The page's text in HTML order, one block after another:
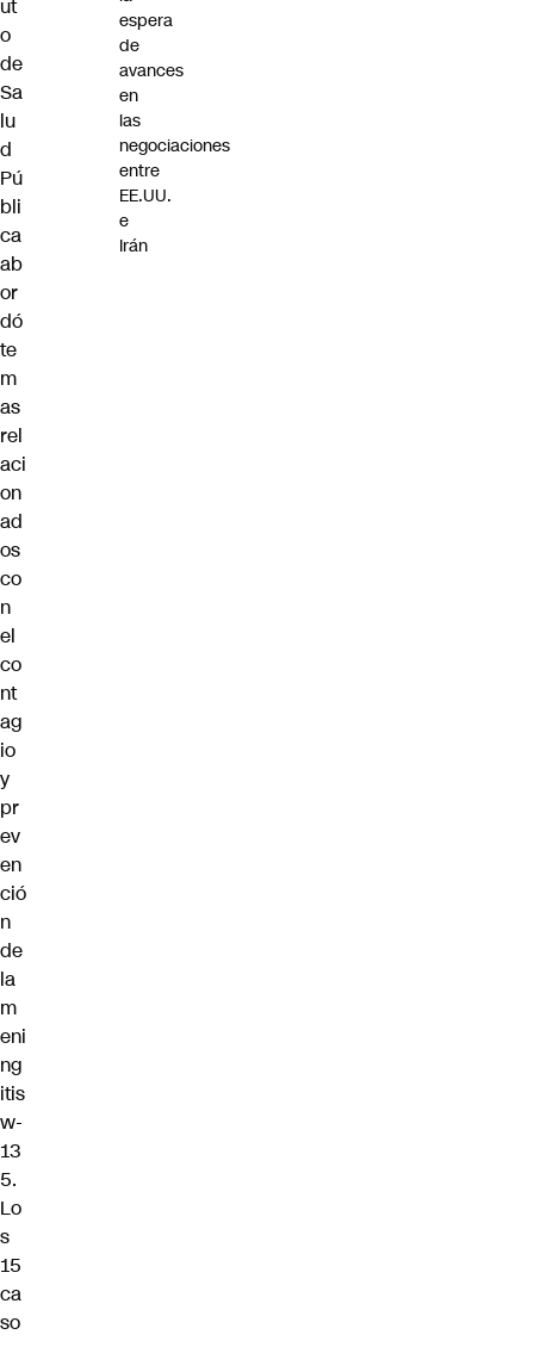
ut
o
de
Sa
lu
d
Pú
bli
ca
ab
or
dó
te
m
as
rel
aci
on
ad
os
co
n
el
co
nt
ag
io
y
pr
ev
en
ció
n
de
la
m
eni
ng
itis
w-
13
5.
Lo
s
15
ca
so
espera
de
avances
en
las
negociaciones
entre
EE.UU.
e
Irán